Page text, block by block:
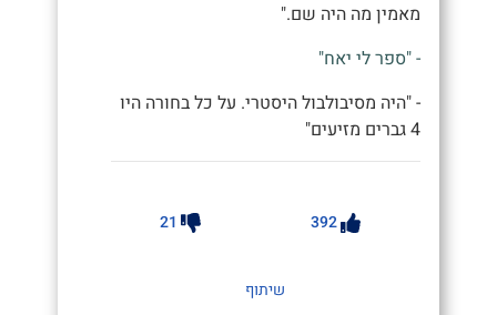
מאמין מה היה שם."
- "ספר לי יאח"
- "היה מסיבולבול היסטרי. על כל בחורה היו
4 גברים מזיעים"
392
21
שיתוף